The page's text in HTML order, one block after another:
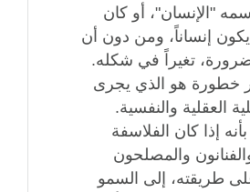
"الإنسان"، أو كان
إنساناً، ومن دون أن
تغيراً في شكله.
خطورة هو الذي يجرى
العقلية والنفسية.
إذا كان الفلاسفة
والمصلحون
طريقته، إلى السمو